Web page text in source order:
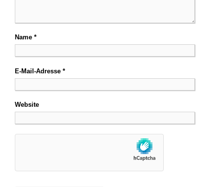
Name *
E-Mail-Adresse *
Website